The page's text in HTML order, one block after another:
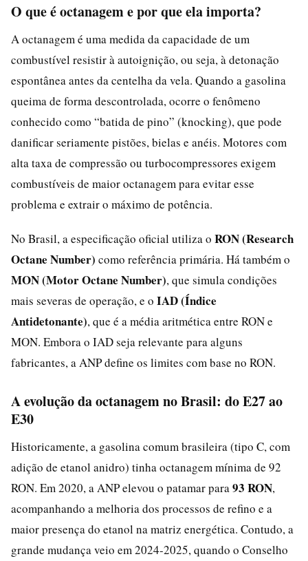
O que é octanagem e por que ela importa?
A octanagem é uma medida da capacidade de um
combustível resistir à autoignição, ou seja, à detonação
espontânea antes da centelha da vela. Quando a gasolina
queima de forma descontrolada, ocorre o fenômeno
conhecido como “batida de pino” (knocking), que pode
danificar seriamente pistões, bielas e anéis. Motores com
alta taxa de compressão ou turbocompressores exigem
combustíveis de maior octanagem para evitar esse
problema e extrair o máximo de potência.
No Brasil, a especificação oficial utiliza o RON (Research
Octane Number) como referência primária. Há também o
MON (Motor Octane Number), que simula condições
mais severas de operação, e o IAD (Índice
Antidetonante), que é a média aritmética entre RON e
MON. Embora o IAD seja relevante para alguns
fabricantes, a ANP define os limites com base no RON.
A evolução da octanagem no Brasil: do E27 ao
E30
Historicamente, a gasolina comum brasileira (tipo C, com
adição de etanol anidro) tinha octanagem mínima de 92
RON. Em 2020, a ANP elevou o patamar para 93 RON,
acompanhando a melhoria dos processos de refino e a
maior presença do etanol na matriz energética. Contudo, a
grande mudança veio em 2024-2025, quando o Conselho